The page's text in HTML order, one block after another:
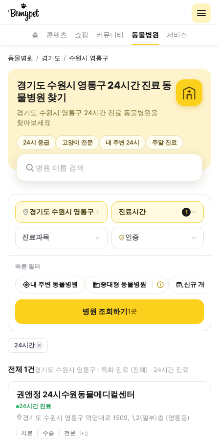
홈 콘텐츠 쇼핑 커뮤니티 동물병원 서비스
동물병원 / 경기도 / 수원시 영통구
경기도 수원시 영통구 24시간 진료 동
물병원 찾기
경기도 수원시 영통구 24시간 진료 동물병원을
찾아보세요
24시 응급 고양이 전문 내 주변 24시 주말 진료
경기도 수원시 영통구 진료시간 1
진료과목 인증
빠른 필터
내 주변 동물병원 중대형 동물병원 신규 개원
병원 조회하기1곳
24시간
전체 1건경기도 수원시 영통구 · 특화 진료 (전체) · 24시간 진료
권앤정 24시수원동물메디컬센터
24시간 진료
경기도 수원시 영통구 덕영대로 1509, 1,2(일부)층 (영통동)
치료 수술 전문 +2